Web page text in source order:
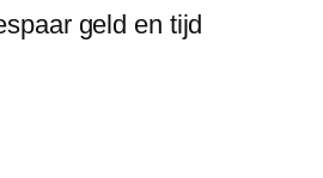
geld en tijd